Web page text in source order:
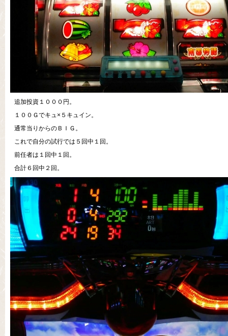
追加投資１０００円。
１００Ｇでキュ×５キュイン。
通常当りからのＢＩＧ。
これで自分の試行では５回中１回。
前任者は１回中１回。
合計６回中２回。